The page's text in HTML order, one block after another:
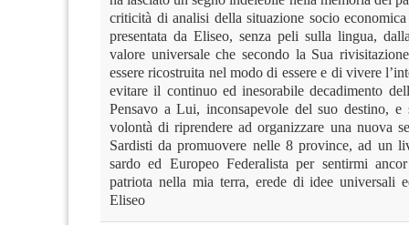
criticità di analisi della situazione socio economica
presentata da Eliseo, senza peli sulla lingua,
valore universale che secondo la Sua
essere ricostruita nel modo di essere e di vivere
evitare il continuo ed inesorabile decadimento
Pensavo a Lui, inconsapevole del suo destino, e
volontà di riprendere ad organizzare una nuova
Sardisti da promuovere nelle 8 province, ad un
sardo ed Europeo Federalista per sentirmi
patriota nella mia terra, erede di idee universali
Eliseo